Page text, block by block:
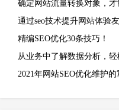
排名更好
确定网站流量转换对象，
企业产品seo优化
通过seo技术提升网站体验
精编SEO优化30条技巧！
从业务中了解数据分析，轻
数据分析！
2021年网站SEO优化维护的